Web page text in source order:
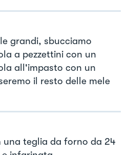
grandi, sbucciamo
a pezzettini con un
all'impasto con un
il resto delle mele
una teglia da forno da 24